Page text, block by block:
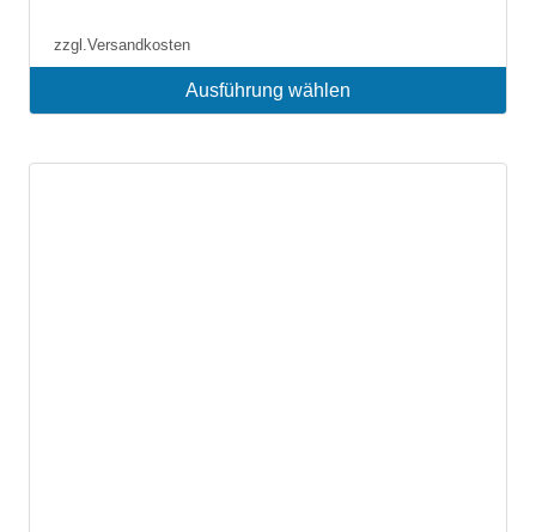
zzgl.Versandkosten
Ausführung wählen